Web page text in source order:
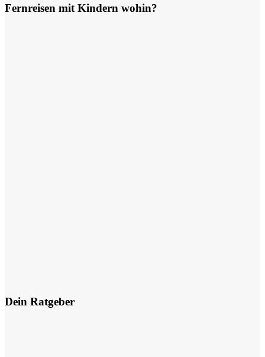
Fernreisen mit Kindern wohin?
Dein Ratgeber